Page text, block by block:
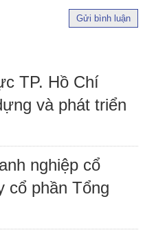
Gửi bình luận
TP. Hồ Chí
và phát triển
nghiệp cổ
cổ phần Tổng